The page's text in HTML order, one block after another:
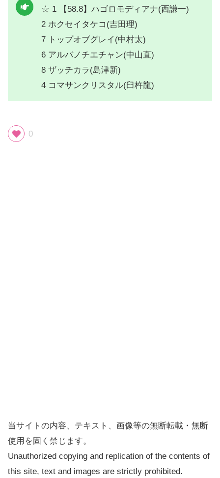
☆ 1 【58.8】ハゴロモディアナ(西謙一)
2 ホクセイタケコ(吉田理)
7 トップオブグレイ(中村太)
6 アルバノチエチャン(中山直)
8 ザッチカラ(島津新)
4 コマサンクリスタル(臼杵龍)
0
当サイトの内容、テキスト、画像等の無断転載・無断
使用を固く禁じます。
Unauthorized copying and replication of the contents of
this site, text and images are strictly prohibited.